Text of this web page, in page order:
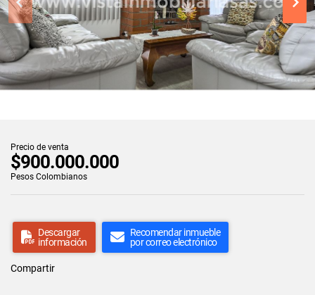
Precio de venta
$900.000.000
Pesos Colombianos
Descargar
información
Recomendar inmueble
por correo electrónico
Compartir